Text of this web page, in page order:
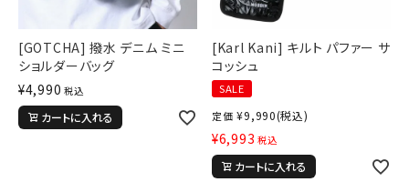
[GOTCHA] 撥水 デニム ミニ
ショルダーバッグ
¥4,990 税込
カートに入れる
[Karl Kani] キルト パファー サ
コッシュ
SALE
定価 ¥9,990(税込)
¥6,993 税込
カートに入れる